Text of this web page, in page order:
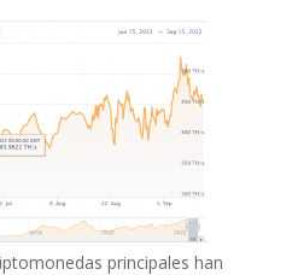
principales han